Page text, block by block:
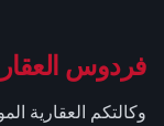
فردوس
وكالتكم العقارية